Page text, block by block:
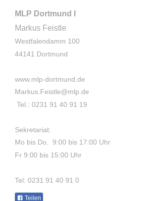
MLP Dortmund I
Markus Feistle
Westfalendamm 100
44141 Dortmund
www.mlp-dortmund.de
Markus.Feistle@mlp.de
Tel.: 0231 91 40 91 19
Sekretariat:
Mo bis Do. 9:00 bis 17:00 Uhr
Fr 9:00 bis 15:00 Uhr
Tel: 0231 91 40 91 0
Teilen